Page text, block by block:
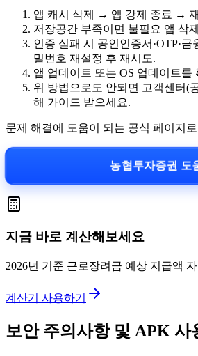
앱 캐시 삭제 → 앱 강제 종료 →
저장공간 부족이면 불필요 앱 삭
인증 실패 시 공인인증서·OTP·금
밀번호 재설정 후 재시도.
앱 업데이트 또는 OS 업데이트를
위 방법으로도 안되면 고객센터(
해 가이드 받으세요.
문제 해결에 도움이 되는 공식 페이지
농협투자증권 도
지금 바로 계산해보세요
2026년 기준 근로장려금 예상 지급액
계산기 사용하기
보안 주의사항 및 APK 사